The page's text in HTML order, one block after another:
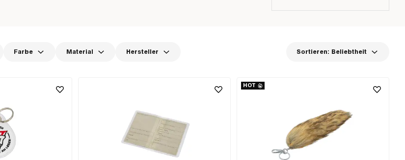
Farbe Material Hersteller Sortieren: Beliebtheit
HOT